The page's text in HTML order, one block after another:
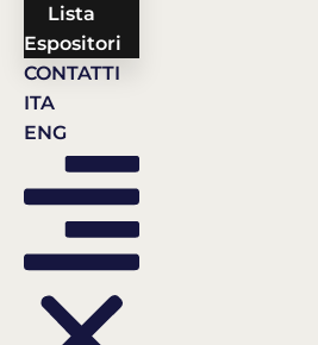
Lista
Espositori
CONTATTI
ITA
ENG